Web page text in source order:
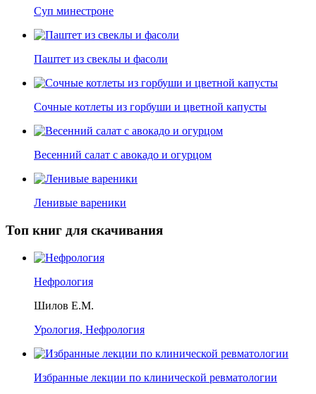
Суп минестроне
Паштет из свеклы и фасоли
Сочные котлеты из горбуши и цветной капусты
Весенний салат с авокадо и огурцом
Ленивые вареники
Топ книг для скачивания
Нефрология
Шилов Е.М.
Урология, Нефрология
Избранные лекции по клинической ревматологии